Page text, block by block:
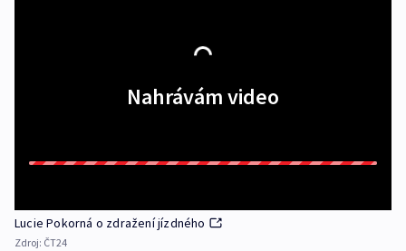
Nahrávám video
Lucie Pokorná o zdražení jízdného
Zdroj: ČT24